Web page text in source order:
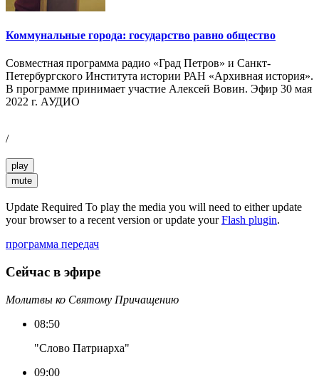
Коммунальные города: государство равно общество
Совместная программа радио «Град Петров» и Санкт-
Петербургского Института истории РАН «Архивная история».
В программе принимает участие Алексей Вовин. Эфир 30 мая
2022 г. АУДИО
/
play
mute
Update Required To play the media you will need to either update
your browser to a recent version or update yourFlash plugin.
программа передач
Сейчас в эфире
Молитвы ко Святому Причащению
08:50
"Слово Патриарха"
09:00